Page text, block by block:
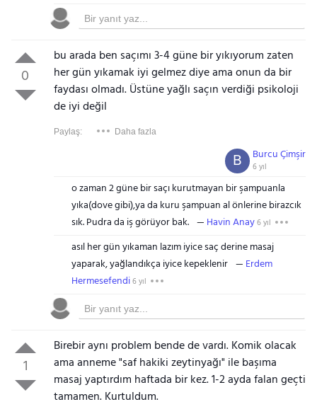
0
bu arada ben saçımı 3-4 güne bir yıkıyorum zaten
her gün yıkamak iyi gelmez diye ama onun da bir
faydası olmadı. Üstüne yağlı saçın verdiği psikoloji
de iyi değil
Paylaş: Daha fazla
Burcu Çimşir
6 yıl
B
o zaman 2 güne bir saçı kurutmayan bir şampuanla
yıka(dove gibi),ya da kuru şampuan al önlerine birazcık
sık. Pudra da iş görüyor bak.
Havin Anay6 yıl
asıl her gün yıkaman lazım iyice saç derine masaj
yaparak, yağlandıkça iyice kepeklenir
Erdem
Hermesefendi6 yıl
1
Birebir aynı problem bende de vardı. Komik olacak
ama anneme "saf hakiki zeytinyağı" ile başıma
masaj yaptırdım haftada bir kez. 1-2 ayda falan geçti
tamamen. Kurtuldum.